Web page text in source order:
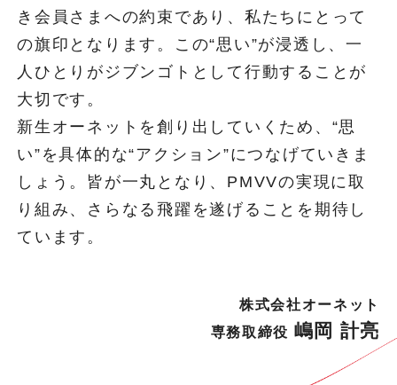
き会員さまへの約束であり、私たちにとって
の旗印となります。この“思い”が浸透し、一
人ひとりがジブンゴトとして行動することが
大切です。
新生オーネットを創り出していくため、“思
い”を具体的な“アクション”につなげていきま
しょう。皆が一丸となり、PMVVの実現に取
り組み、さらなる飛躍を遂げることを期待し
ています。
株式会社オーネット
専務取締役 嶋岡 計亮